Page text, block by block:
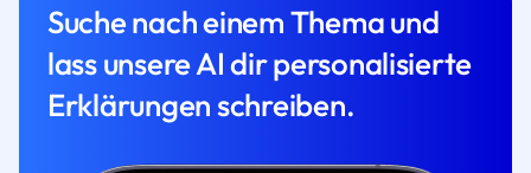
Suche nach einem Thema und
lass unsere AI dir personalisierte
Erklärungen schreiben.